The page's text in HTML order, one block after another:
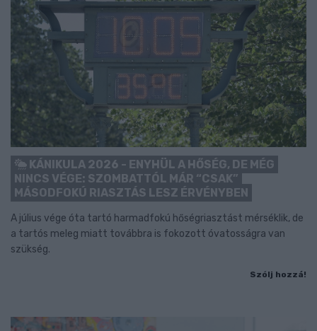
KÁNIKULA 2026 - ENYHÜL A HŐSÉG, DE MÉG
NINCS VÉGE: SZOMBATTÓL MÁR “CSAK”
MÁSODFOKÚ RIASZTÁS LESZ ÉRVÉNYBEN
A július vége óta tartó harmadfokú hőségriasztást mérséklik, de
a tartós meleg miatt továbbra is fokozott óvatosságra van
szükség.
Szólj hozzá!